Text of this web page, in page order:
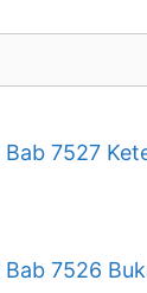
7527
Bab 7526